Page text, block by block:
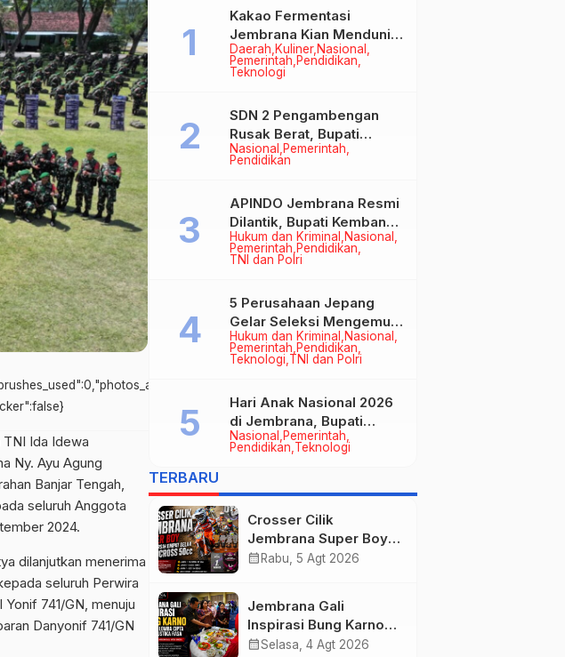
TNI Ida Idewa
Ny. Ayu Agung
Banjar Tengah,
seluruh Anggota
2024.
dilanjutkan menerima
seluruh Perwira
741/GN, menuju
Danyonif 741/GN
Daerah Kuliner Nasional
Pemerintah Pendidikan
Teknologi
Kakao Fermentasi
Jembrana Kian Mendunia,
Bupati Perkuat Komitmen
pada Standar Mutu dan
Nasional
Pemerintah
Pendidikan
SDN 2 Pengambengan
Rusak Berat, Bupati
Kembang Pastikan
Hukum dan Kriminal
Nasional
Pemerintah Pendidikan
TNI dan Polri
APINDO Jembrana Resmi
Dilantik, Bupati Kembang
Minta Pengusaha Jadi
Motor Penggerak
Hukum dan Kriminal
Nasional
Pemerintah Pendidikan
Teknologi TNI dan Polri
5 Perusahaan Jepang
Gelar Seleksi Mengemudi
di Jembrana, Buka
Peluang Kerja bagi Calon
Nasional
Pemerintah
Pendidikan Teknologi
Hari Anak Nasional 2026
di Jembrana, Bupati
Kembang Tegaskan
Pentingnya Karakter dan
TERBARU
Crosser Cilik
Jembrana Super Boy
Sapu Bersih Empat
calendar_month Rabu, 5 Agt 2026
Jembrana Gali
Inspirasi Bung Karno
melalui Lomba Cipta
calendar_monthSelasa, 4 Agt 2026